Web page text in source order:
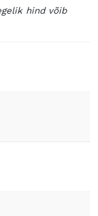
hind võib